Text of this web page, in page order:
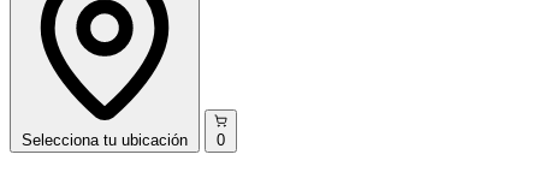
Selecciona tu ubicación 0